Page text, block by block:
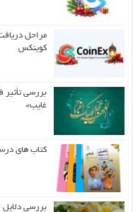
مراحل
کوینکس
بررسی تأثیر
غایب»
کتاب های
بررسی دلایل